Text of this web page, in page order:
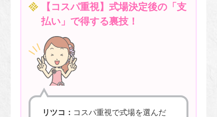
【コスパ重視】式場決定後の「支
払い」で得する裏技！
リツコ： コスパ重視で式場を選んだ